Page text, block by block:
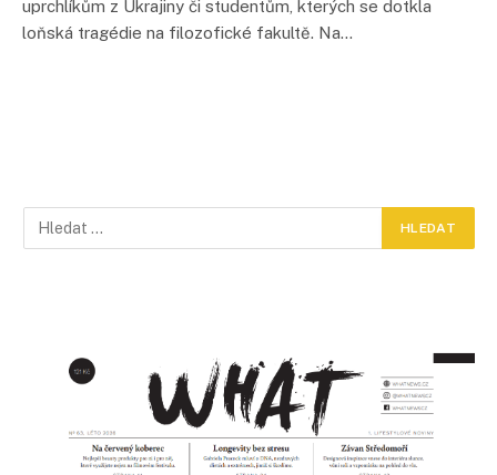
uprchlíkům z Ukrajiny či studentům, kterých se dotkla
loňská tragédie na filozofické fakultě. Na…